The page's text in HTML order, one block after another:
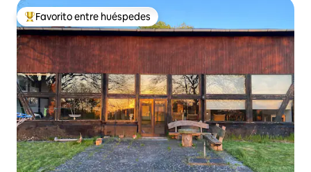
Favorito entre huéspedes preferido
Favorito entre huéspedes